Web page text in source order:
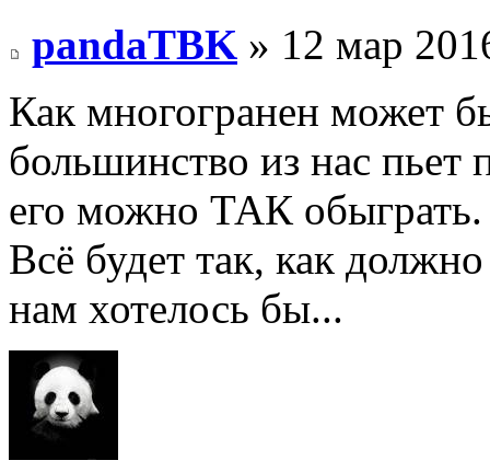
pandaTBK » 12 мар
Как многогранен может
большинство из нас
его можно ТАК
Всё будет так, как
нам хотелось бы...